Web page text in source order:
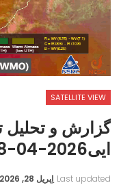
SATELLITE VIEW
گزارش و تحلیل
ایی2026-04-28ساعت جهانی 09:00
Last updated اِپریل 28, 2026